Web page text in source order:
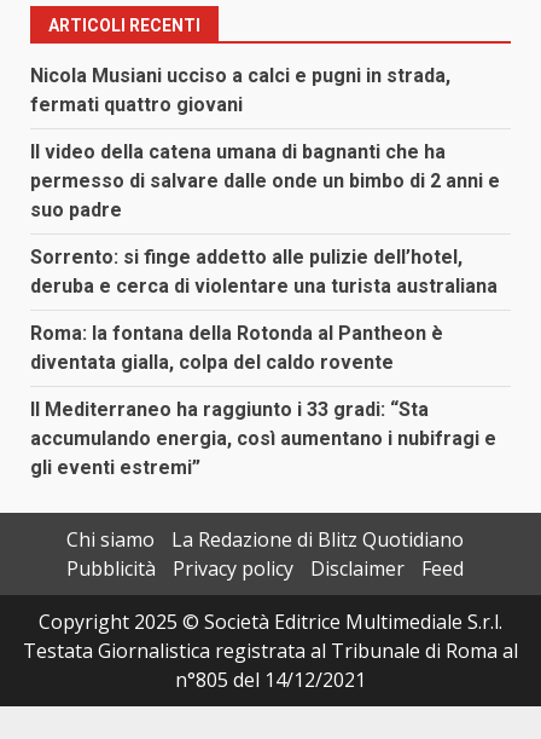
ARTICOLI RECENTI
Nicola Musiani ucciso a calci e pugni in strada,
fermati quattro giovani
Il video della catena umana di bagnanti che ha
permesso di salvare dalle onde un bimbo di 2 anni e
suo padre
Sorrento: si finge addetto alle pulizie dell’hotel,
deruba e cerca di violentare una turista australiana
Roma: la fontana della Rotonda al Pantheon è
diventata gialla, colpa del caldo rovente
Il Mediterraneo ha raggiunto i 33 gradi: “Sta
accumulando energia, così aumentano i nubifragi e
gli eventi estremi”
Chi siamo
La Redazione di Blitz Quotidiano
Pubblicità
Privacy policy Disclaimer
Feed
Copyright 2025 © Società Editrice Multimediale S.r.l.
Testata Giornalistica registrata al Tribunale di Roma al
n°805 del 14/12/2021